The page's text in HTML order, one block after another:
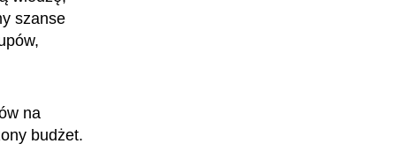
szanse
na
budżet.